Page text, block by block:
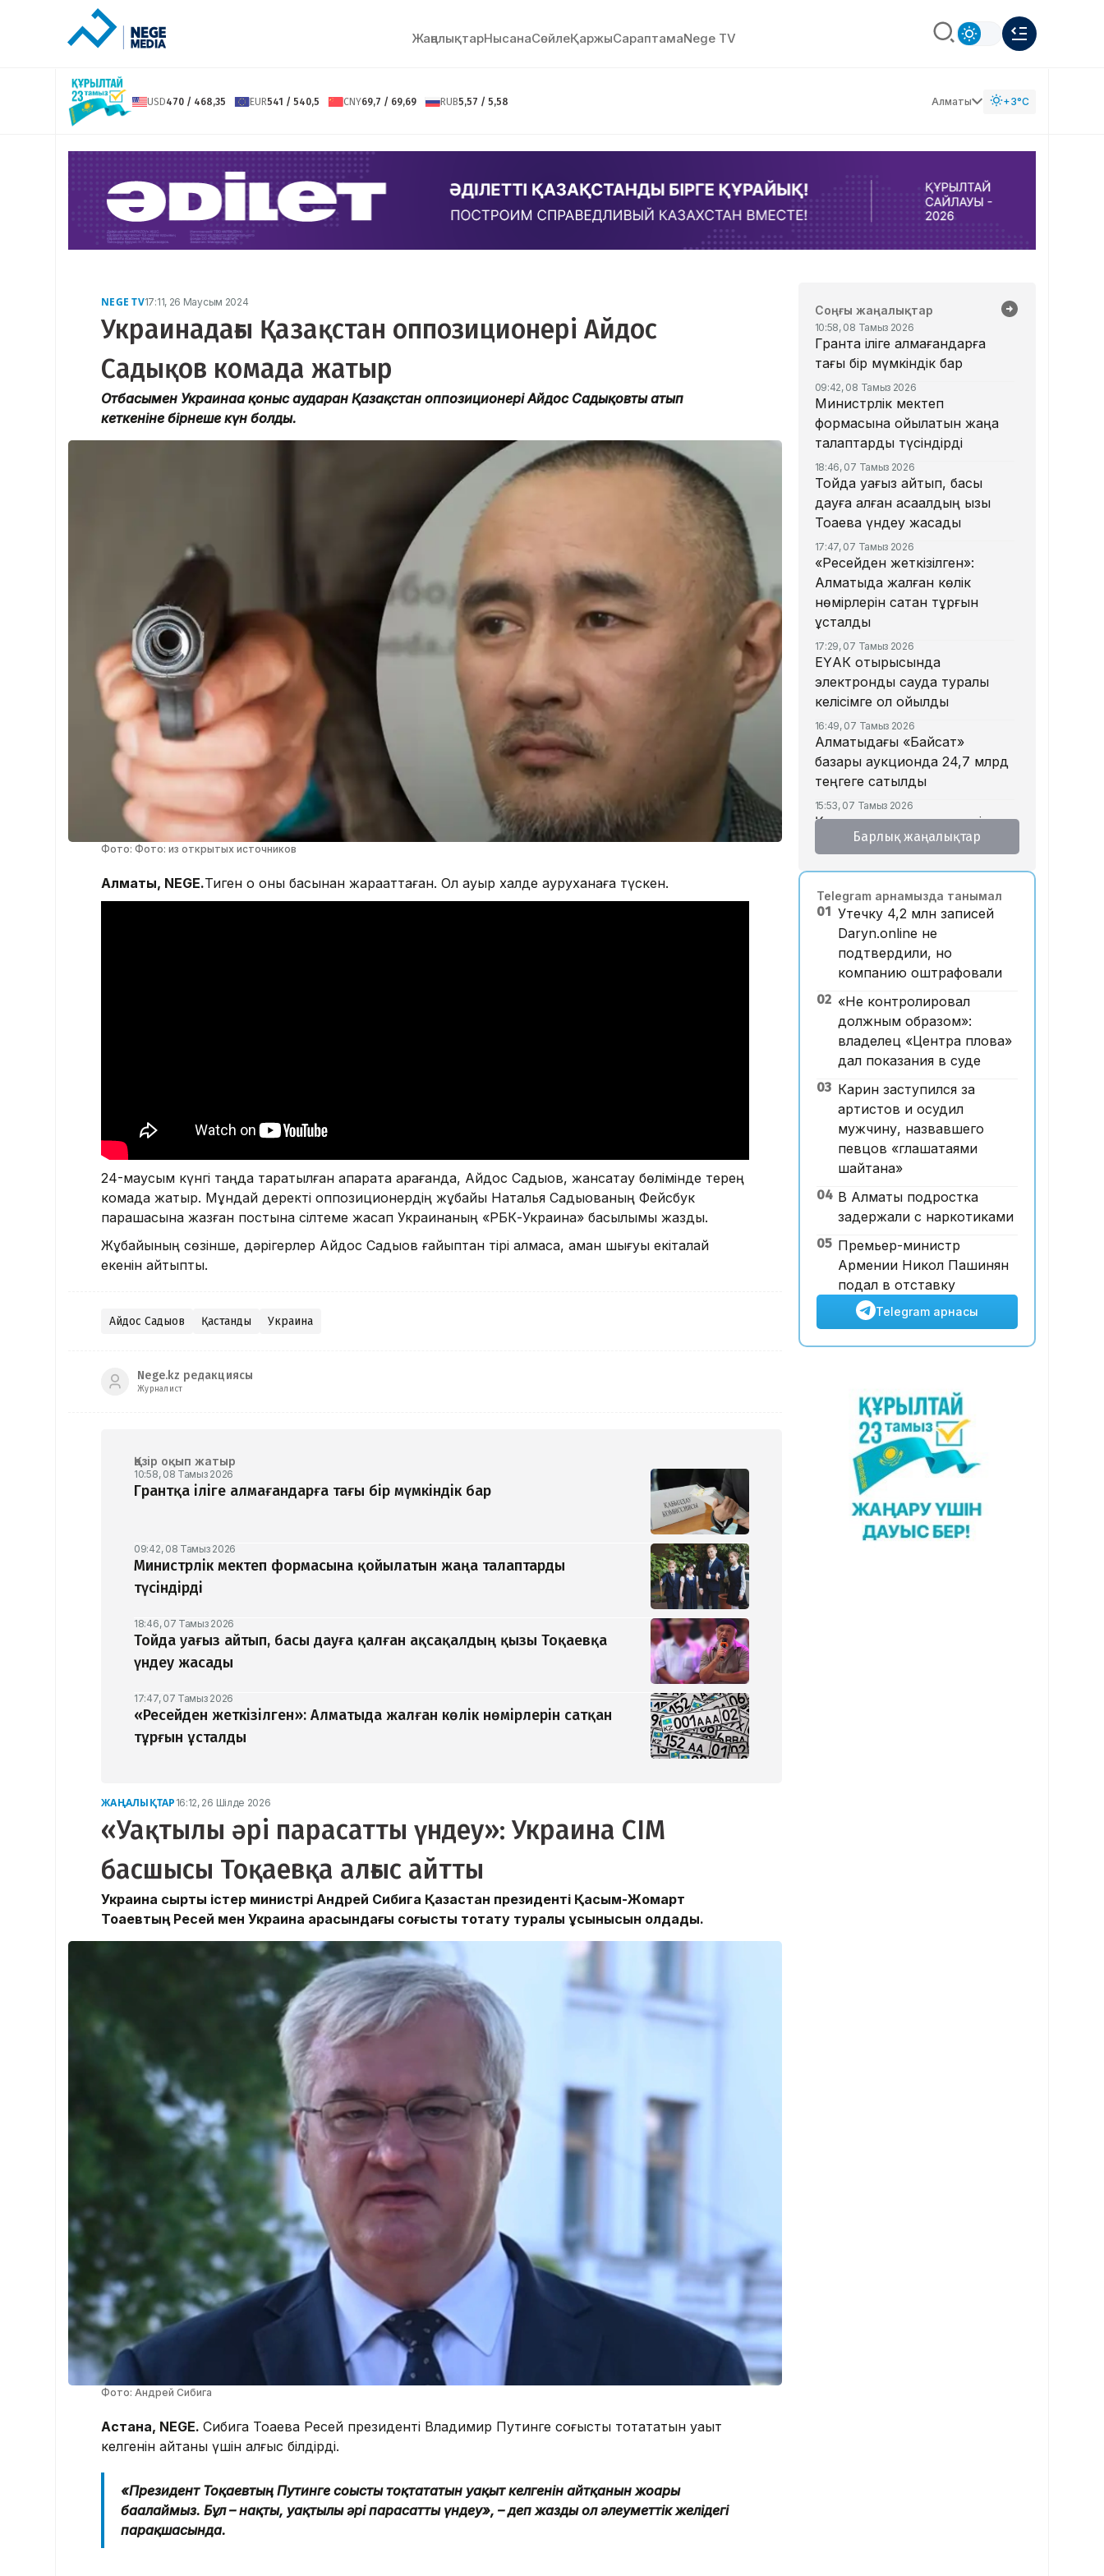
ЖаңалықтарНысанаСөйлeҚаржыСараптамаNege TV
USD470 / 468,35 EUR541 / 540,5 CNY69,7 / 69,69 RUB5,57 / 5,58 Алматы +3°C
NEGE TV17:11, 26 Маусым 2024
Украинадағы Қазақстан оппозиционері Айдос
Садықов комада жатыр
Отбасымен Украинаға қоныс аударған Қазақстан оппозиционері Айдос Садықовты атып
кеткеніне бірнеше күн болды.
Фото: Фото: из открытых источников
Алматы, NEGE.Тиген оқ оны басынан жарақаттаған. Ол ауыр халде ауруханаға түскен.
24-маусым күнгі таңда таратылған ақпаратқа қарағанда, Айдос Садықов, жансақтау бөлімінде терең
комада жатыр. Мұндай деректі оппозиционердің жұбайы Наталья Садықованың Фейсбук
парақшасына жазған постына сілтеме жасап Украинаның «РБК-Украина» басылымы жазды.
Жұбайының сөзінше, дәрігерлер Айдос Садықов ғайыптан тірі қалмаса, аман шығуы екіталай
екенін айтыпты.
Айдос Садықов Қастандық Украина
Nege.kz редакциясы
Журналист
Қазір оқып жатыр
10:58, 08 Тамыз 2026
Грантқа іліге алмағандарға тағы бір мүмкіндік бар
09:42, 08 Тамыз 2026
Министрлік мектеп формасына қойылатын жаңа талаптарды
түсіндірді
18:46, 07 Тамыз 2026
Тойда уағыз айтып, басы дауға қалған ақсақалдың қызы Тоқаевқа
үндеу жасады
17:47, 07 Тамыз 2026
«Ресейден жеткізілген»: Алматыда жалған көлік нөмірлерін сатқан
тұрғын ұсталды
ЖАҢАЛЫҚТАР 16:12, 26 Шілде 2026
«Уақтылы әрі парасатты үндеу»: Украина СІМ
басшысы Тоқаевқа алғыс айтты
Украина сыртқы істер министрі Андрей Сибига Қазақстан президенті Қасым-Жомарт
Тоқаевтың Ресей мен Украина арасындағы соғысты тоқтату туралы ұсынысын қолдады.
Фото: Андрей Сибига
Астана, NEGE. Сибига Тоқаевқа Ресей президенті Владимир Путинге соғысты тоқтататын уақыт
келгенін айтқаны үшін алғыс білдірді.
«Президент Тоқаевтың Путинге соғысты тоқтататын уақыт келгенін айтқанын жоғары
бағалаймыз. Бұл – нақты, уақтылы әрі парасатты үндеу», – деп жазды ол әлеуметтік желідегі
парақшасында.
Соңғы жаңалықтар
10:58, 08 Тамыз 2026
Грантқа іліге алмағандарға
тағы бір мүмкіндік бар
09:42, 08 Тамыз 2026
Министрлік мектеп
формасына қойылатын жаңа
талаптарды түсіндірді
18:46, 07 Тамыз 2026
Тойда уағыз айтып, басы
дауға қалған ақсақалдың қызы
Тоқаевқа үндеу жасады
17:47, 07 Тамыз 2026
«Ресейден жеткізілген»:
Алматыда жалған көлік
нөмірлерін сатқан тұрғын
ұсталды
17:29, 07 Тамыз 2026
ЕҮАК отырысында
электрондық сауда туралы
келісімге қол қойылды
16:49, 07 Тамыз 2026
Алматыдағы «Байсат»
базары аукционда 24,7 млрд
теңгеге сатылды
15:53, 07 Тамыз 2026
Қазақстанда аукцион өткізу
тәртібі өзгертілмек: кепілдік
Мемлекеттік грант
иегерлерінің тізімі
жарияланды: 75 мыңнан
астам талапкер тегін білім
алады
14:45, 07 Тамыз 2026
Ұлттық валютаны инфляция
қарқынының баяулауы қолдап
отыр – сарапшылар
13:30, 07 Тамыз 2026
Фельдшер Ұлдана
Мырзуанның қазасына қатысты
іс сотқа жолданды
Барлық жаңалықтар
Telegram арнамызда танымал
01 Утечку 4,2 млн записей
Daryn.online не
подтвердили, но
компанию оштрафовали
02 «Не контролировал
должным образом»:
владелец «Центра плова»
дал показания в суде
03 Карин заступился за
артистов и осудил
мужчину, назвавшего
певцов «глашатаями
шайтана»
04 В Алматы подростка
задержали с наркотиками
05 Премьер-министр
Армении Никол Пашинян
подал в отставку
Telegram арнасы